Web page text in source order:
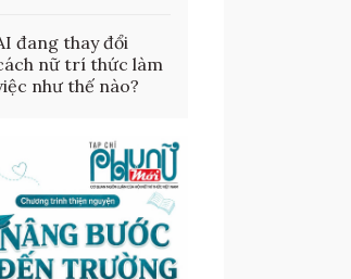
đang thay đổi
nữ trí thức làm
như thế nào?